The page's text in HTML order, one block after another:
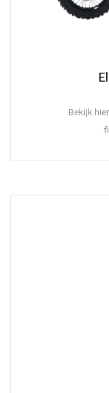
Bekijk